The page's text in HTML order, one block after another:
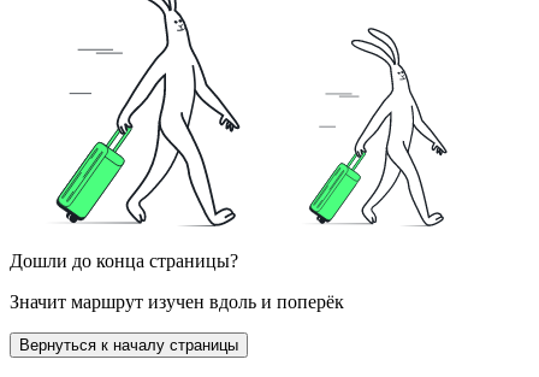
Дошли до конца страницы?
Значит маршрут изучен вдоль и поперёк
Вернуться к началу страницы